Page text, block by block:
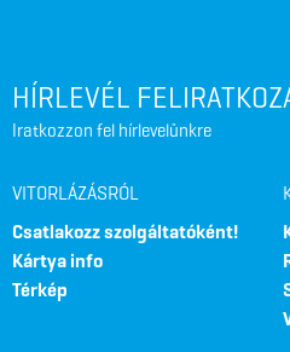
HÍRLEVÉL
Iratkozzon fel hírlevelünkre
VITORLÁZÁSRÓL
Csatlakozz szolgáltatóként!
Kártya info
Térkép